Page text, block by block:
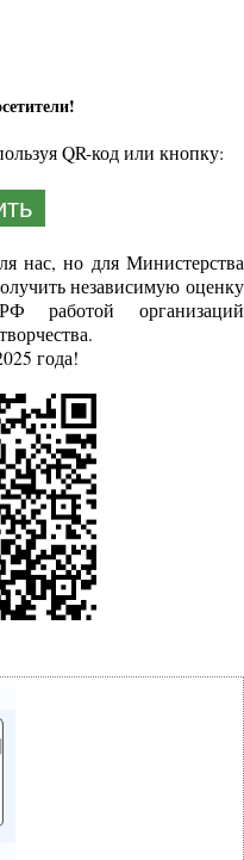
QR-код или кнопку:
нас, но для Министерства
независимую оценку
работой организаций
года!